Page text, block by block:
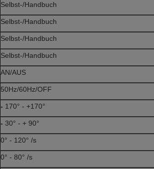
Selbst-/Handbuch
Selbst-/Handbuch
Selbst-/Handbuch
Selbst-/Handbuch
AN/AUS
50Hz/60Hz/OFF
- 170° - +170°
- 30° - + 90°
0° - 120° /s
0° - 80° /s